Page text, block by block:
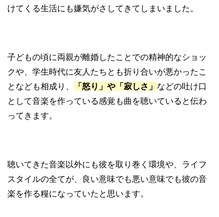
けてくる生活にも嫌気がさしてきてしまいました。
子どもの頃に両親が離婚したことでの精神的なショッ
クや、学生時代に友人たちとも折り合いが悪かったこ
となども相成り、
「怒り」や「寂しさ」 などの吐け口
として音楽を作っている感覚も曲を聴いていると伝わ
ってきます。
聴いてきた音楽以外にも彼を取り巻く環境や、ライフ
スタイルの全てが、良い意味でも悪い意味でも彼の音
楽を作る糧になっていたと思います。